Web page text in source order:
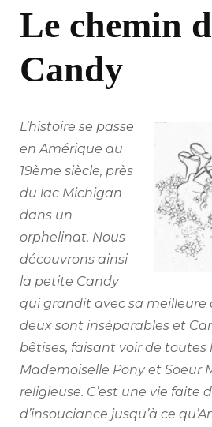
Le chemin
Candy
L’histoire se passe
en Amérique au
19ème siècle, près
du lac Michigan
dans un
orphelinat. Nous
découvrons ainsi
la petite Candy
qui grandit avec sa meilleure
deux sont inséparables et
bêtises, faisant voir de toutes
Mademoiselle Pony et Soeur
religieuse. C’est une vie faite
d’insouciance jusqu’à ce